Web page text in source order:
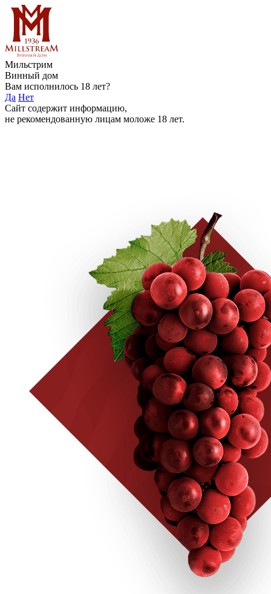
Мильстрим
Винный дом
Вам исполнилось 18 лет?
Да Нет
Сайт содержит информацию,
не рекомендованную лицам моложе 18 лет.